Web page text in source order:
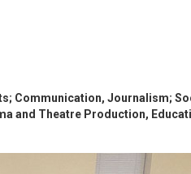
Communication, Journalism;
and Theatre Production,